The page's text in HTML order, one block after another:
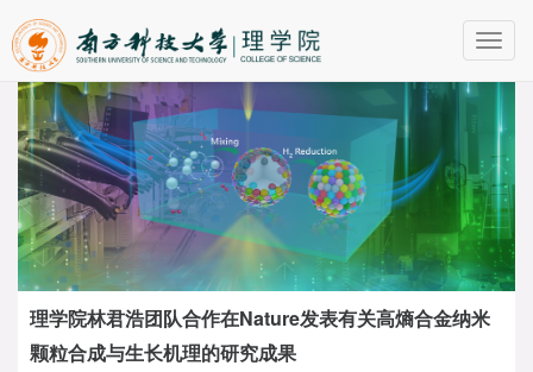
理学院林君浩团队合作在Nature发表有关高熵合金纳米
颗粒合成与生长机理的研究成果